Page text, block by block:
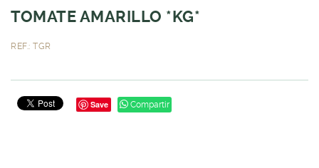
TOMATE AMARILLO *KG*
REF.: TGR
Save Compartir